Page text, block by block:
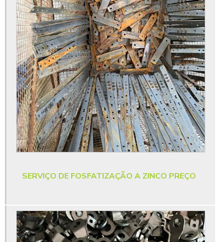
Orçamento de metalização a vácuo para peças
Orçamento de pintura eletrostática a pó para metais
Orçamento de pintura eletrostática para empresa
Orçamento de pintura epóxi para indústria
Orçamento de pintura para metais industriais
Pintura a pó para metais industriais
Pintura eletrostática a pó
Pintura eletrostática a pó em alumínio
Pintura eletrostática a pó em sc
Pintura eletrostática a pó preço
SERVIÇO DE FOSFATIZAÇÃO A ZINCO PREÇO